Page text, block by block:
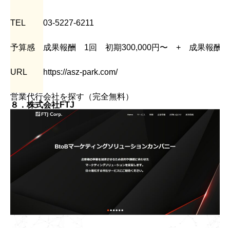
TEL 03-5227-6211
予算感 成果報酬 1回 初期300,000円〜 + 成果報酬（
URL https://asz-park.com/
営業代行会社を探す（完全無料）
８．株式会社FTJ